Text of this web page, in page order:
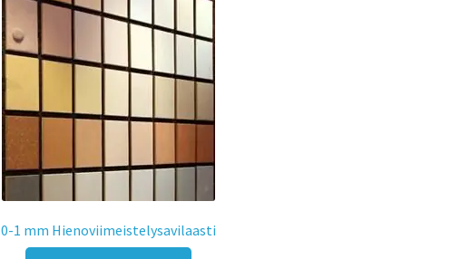
0-1 mm Hienoviimeistelysavilaasti